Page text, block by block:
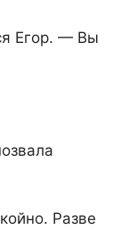
Егор. — Вы
Разве